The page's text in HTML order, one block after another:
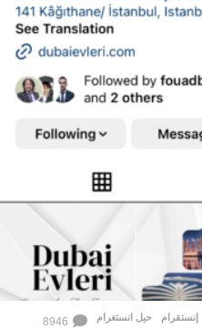
,
إنستقرام ,
حيل انستغرام 8946